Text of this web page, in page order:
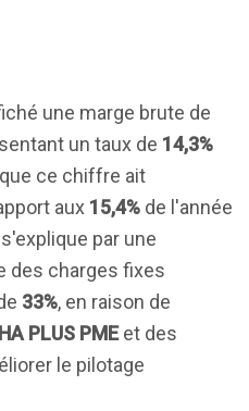
une marge brute de
un taux de 14,3%
ce chiffre ait
aux 15,4% de l'année
par une
des charges fixes
33%, en raison de
HA PLUS PMEet des
le pilotage